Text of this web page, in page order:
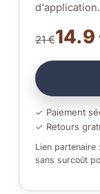
d'application.
21 €14.9
✓ Paiement
✓ Retours
Lien partenaire
sans surcoût